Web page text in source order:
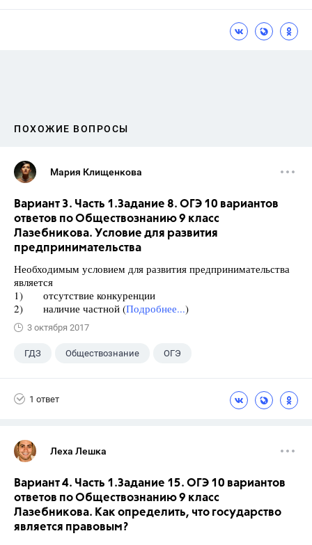
ПОХОЖИЕ ВОПРОСЫ
Мария Клищенкова
Вариант 3. Часть 1.Задание 8. ОГЭ 10 вариантов
ответов по Обществознанию 9 класс
Лазебникова. Условие для развития
предпринимательства
Необходимым условием для развития предпринимательства
является
1) отсутствие конкуренции
2) наличие частной (Подробнее...)
3 октября 2017
ГДЗ Обществознание ОГЭ
1 ответ
Леха Лешка
Вариант 4. Часть 1.Задание 15. ОГЭ 10 вариантов
ответов по Обществознанию 9 класс
Лазебникова. Как определить, что государство
является правовым?